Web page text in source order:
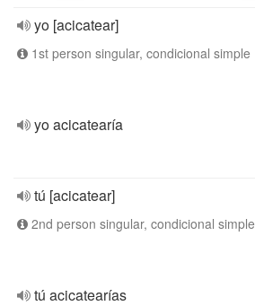
yo [acicatear]
1st person singular, condicional simple
yo acicatearía
tú [acicatear]
2nd person singular, condicional simple
tú acicatearías